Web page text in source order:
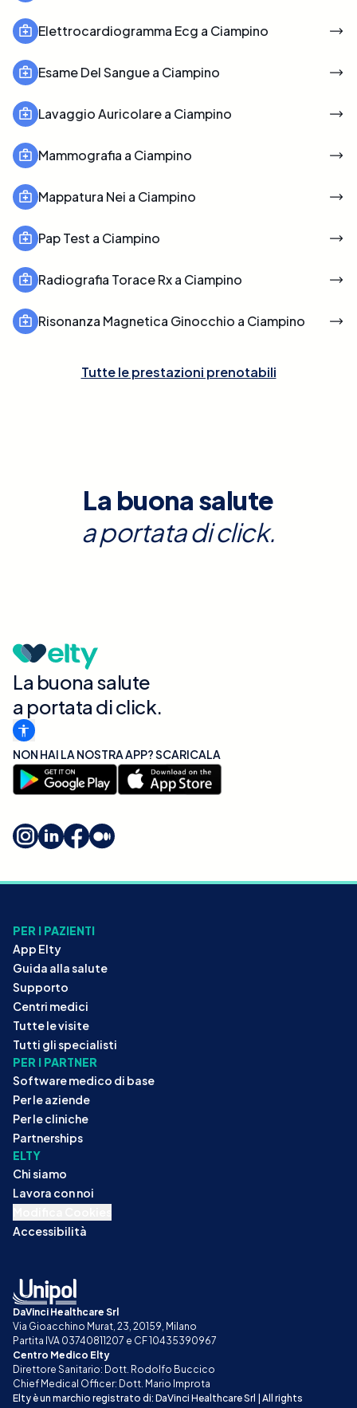
Elettrocardiogramma Ecg a Ciampino
Esame Del Sangue a Ciampino
Lavaggio Auricolare a Ciampino
Mammografia a Ciampino
Mappatura Nei a Ciampino
Pap Test a Ciampino
Radiografia Torace Rx a Ciampino
Risonanza Magnetica Ginocchio a Ciampino
Tutte le prestazioni prenotabili
La buona salute
a portata di click.
La buona salute
a portata di click.
NON HAI LA NOSTRA APP? SCARICALA
PER I PAZIENTI
App Elty
Guida alla salute
Supporto
Centri medici
Tutte le visite
Tutti gli specialisti
PER I PARTNER
Software medico di base
Per le aziende
Per le cliniche
Partnerships
ELTY
Chi siamo
Lavora con noi
Accessibilità
DaVinci Healthcare Srl
Via Gioacchino Murat, 23, 20159, Milano
Partita IVA 03740811207 e CF 10435390967
Centro Medico Elty
Direttore Sanitario: Dott. Rodolfo Buccico
Chief Medical Officer: Dott. Mario Improta
Elty è un marchio registrato di: DaVinci Healthcare Srl | All rights